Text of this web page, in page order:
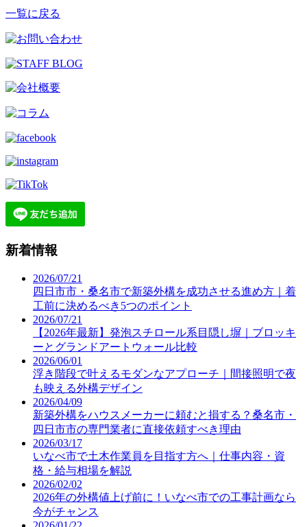
一覧に戻る
新着情報
2026/07/21
四日市市・桑名市で新築外構を成功させる進め方｜着
工前に決めるべき5つのポイント
2026/07/21
【2026年最新】発泡スチロール系目隠し塀｜ブロッキ
ーとグランドアートウォール比較
2026/06/01
浮き階段で叶えるモダンなアプローチ｜間接照明で夜
も映える外構デザイン
2026/04/09
新築外構をハウスメーカーに頼むと損する？桑名市・
四日市市の専門業者に直接依頼すべき理由
2026/03/17
いなべ市で土木作業員を目指す方へ｜仕事内容・資
格・給与相場を解説
2026/02/02
2026年の外構値上げ前に！いなべ市での工事計画なら
今がチャンス